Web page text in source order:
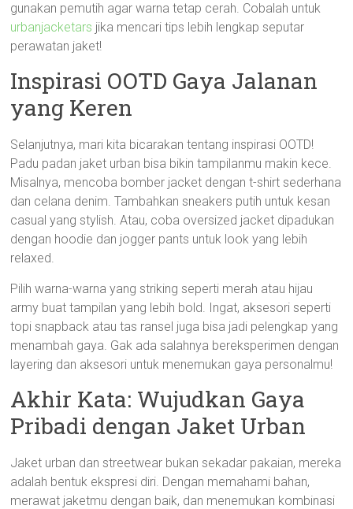
gunakan pemutih agar warna tetap cerah. Cobalah untuk
urbanjacketars jika mencari tips lebih lengkap seputar
perawatan jaket!
Inspirasi OOTD Gaya Jalanan
yang Keren
Selanjutnya, mari kita bicarakan tentang inspirasi OOTD!
Padu padan jaket urban bisa bikin tampilanmu makin kece.
Misalnya, mencoba bomber jacket dengan t-shirt sederhana
dan celana denim. Tambahkan sneakers putih untuk kesan
casual yang stylish. Atau, coba oversized jacket dipadukan
dengan hoodie dan jogger pants untuk look yang lebih
relaxed.
Pilih warna-warna yang striking seperti merah atau hijau
army buat tampilan yang lebih bold. Ingat, aksesori seperti
topi snapback atau tas ransel juga bisa jadi pelengkap yang
menambah gaya. Gak ada salahnya bereksperimen dengan
layering dan aksesori untuk menemukan gaya personalmu!
Akhir Kata: Wujudkan Gaya
Pribadi dengan Jaket Urban
Jaket urban dan streetwear bukan sekadar pakaian, mereka
adalah bentuk ekspresi diri. Dengan memahami bahan,
merawat jaketmu dengan baik, dan menemukan kombinasi